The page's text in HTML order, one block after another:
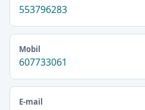
553796283
Mobil
607733061
E-mail